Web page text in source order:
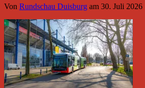
Von Rundschau Duisburg am 30. Juli 2026